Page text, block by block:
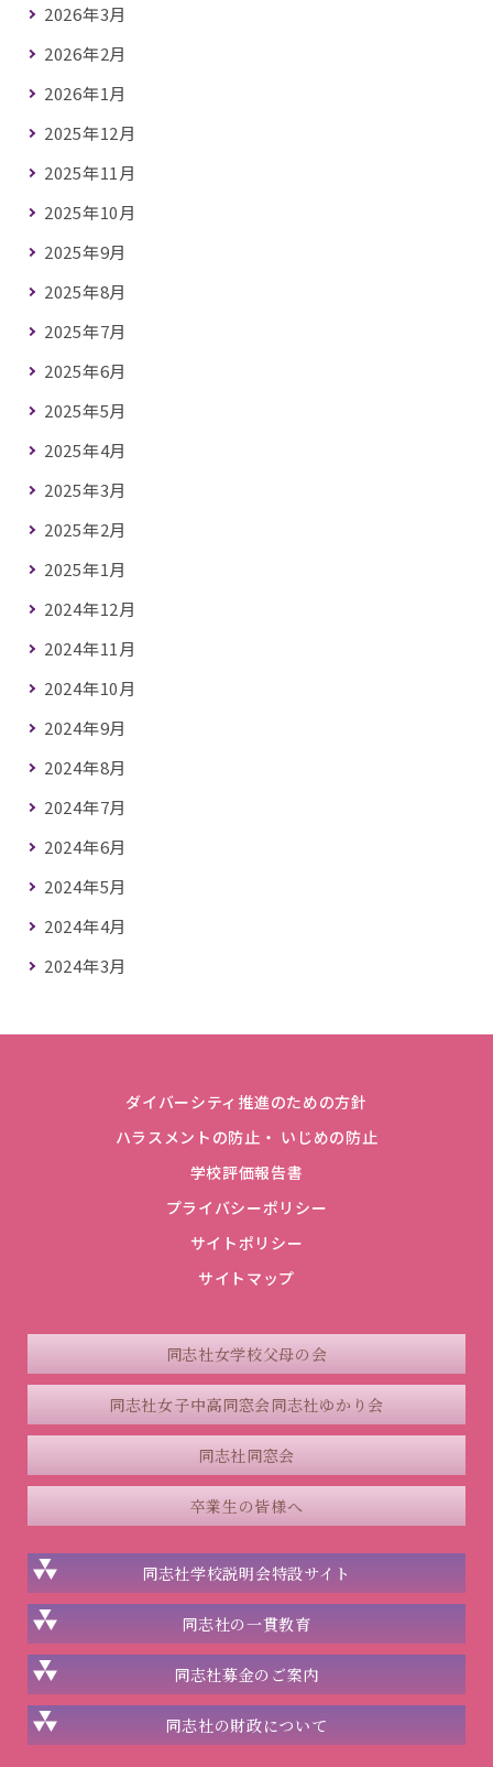
2026年3月
2026年2月
2026年1月
2025年12月
2025年11月
2025年10月
2025年9月
2025年8月
2025年7月
2025年6月
2025年5月
2025年4月
2025年3月
2025年2月
2025年1月
2024年12月
2024年11月
2024年10月
2024年9月
2024年8月
2024年7月
2024年6月
2024年5月
2024年4月
2024年3月
ダイバーシティ推進のための方針
ハラスメントの防止・ いじめの防止
学校評価報告書
プライバシーポリシー
サイトポリシー
サイトマップ
同志社女学校父母の会
同志社女子中高同窓会同志社ゆかり会
同志社同窓会
卒業生の皆様へ
同志社学校説明会特設サイト
同志社の一貫教育
同志社募金のご案内
同志社の財政について